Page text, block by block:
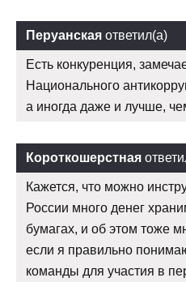
Перуанская ответил(а)
Есть конкуренция,
Национального
а иногда даже и лучше,
Короткошерстная
Кажется, что можно
России много денег
бумагах, и об этом тоже
если я правильно
команды для участия в